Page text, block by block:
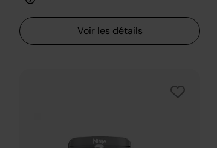
Voir les détails